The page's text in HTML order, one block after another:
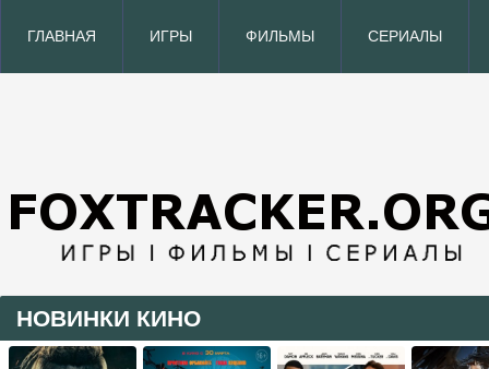
ГЛАВНАЯ ИГРЫ ФИЛЬМЫ СЕРИАЛЫ
НОВИНКИ КИНО